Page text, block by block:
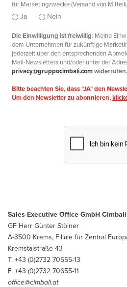
Ja Nein
für Marketingzwecke (Versand von
Die Einwilligung ist freiwillig: Meine
dem Unternehmen für zukünftige
jederzeit über den entsprechenden
Mail-Newsletters und/oder unter der
privacy@gruppocimbali.comwiderrufen.
Bitte beachten Sie, dass "JA" den
Um den Newsletter zu abonnieren,
Sales Executive Office GmbH
GF Herr Günter Stölner
A-3500 Krems, Filiale für Zentral
Kremstalstraße 43
T. +43 (0)2732 70655-13
F. +43 (0)2732 70655-11
office@cimbali.at